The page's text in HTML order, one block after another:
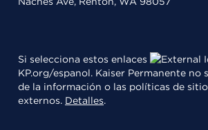
Si selecciona estos enlaces
KP.org/espanol. Kaiser Permanente no
de la información o las políticas de
externos. Detalles.